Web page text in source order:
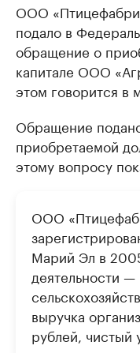
ООО
подало в
обращение о
капитале ООО
этом говорится в
Обращение
приобретаемой
этому вопросу
ООО
Марий Эл в
деятельности
выручка
рублей, чистый